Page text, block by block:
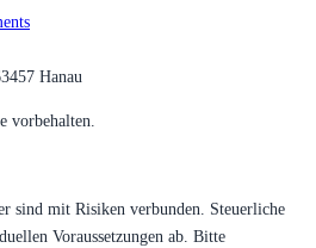
Hanau
vorbehalten.
sind mit Risiken verbunden. Steuerliche
Voraussetzungen ab. Bitte